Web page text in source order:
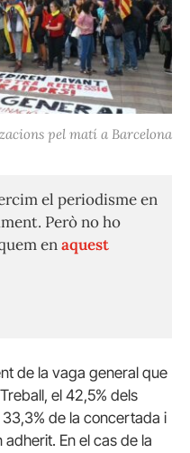
pel matí a Barcelona
el periodisme en
Però no ho
enaquest
de la vaga general que
el 42,5% dels
de la concertada i
adherit. En el cas de la